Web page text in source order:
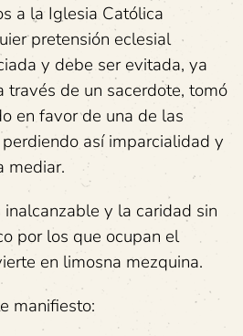
a la Iglesia Católica
pretensión eclesial
y debe ser evitada, ya
través de un sacerdote, tomó
en favor de una de las
así imparcialidad y
mediar.
y la caridad sin
por los que ocupan el
en limosna mezquina.
manifiesto: